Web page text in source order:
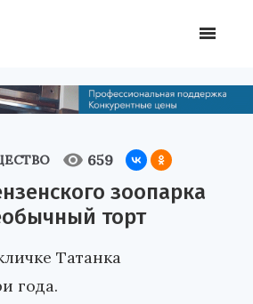
659
зоопарка
торт
Татанка
года.